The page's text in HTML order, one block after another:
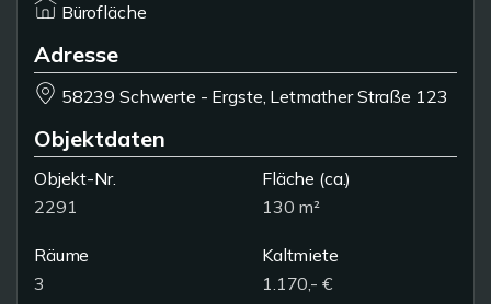
Bürofläche
Adresse
58239 Schwerte - Ergste, Letmather Straße 123
Objektdaten
Objekt-Nr.
2291
Fläche (ca.)
130 m²
Räume
3
Kaltmiete
1.170,- €